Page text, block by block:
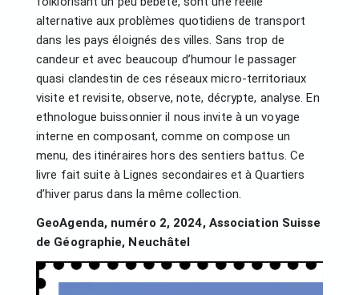
alternative aux problèmes quotidiens de transport
dans les pays éloignés des villes. Sans trop de
candeur et avec beaucoup d’humour le passager
quasi clandestin de ces réseaux micro-territoriaux
visite et revisite, observe, note, décrypte, analyse. En
ethnologue buissonnier il nous invite à un voyage
interne en composant, comme on compose un
menu, des itinéraires hors des sentiers battus. Ce
livre fait suite à Lignes secondaires et à Quartiers
d’hiver parus dans la même collection.
GeoAgenda, numéro 2, 2024, Association Suisse
de Géographie, Neuchâtel